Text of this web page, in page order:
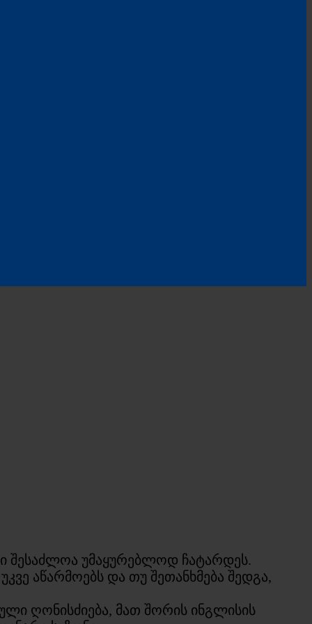
შესაძლოა უმაყურებლოდ ჩატარდეს.
აწარმოებს და თუ შეთანხმება შედგა,
ღონისძიება, მათ შორის ინგლისის